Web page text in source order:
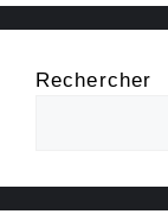
Rechercher